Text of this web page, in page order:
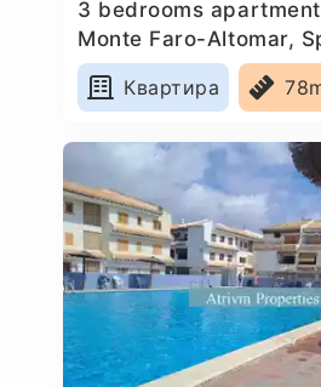
3 bedrooms
Monte Faro-Altomar,
Квартира